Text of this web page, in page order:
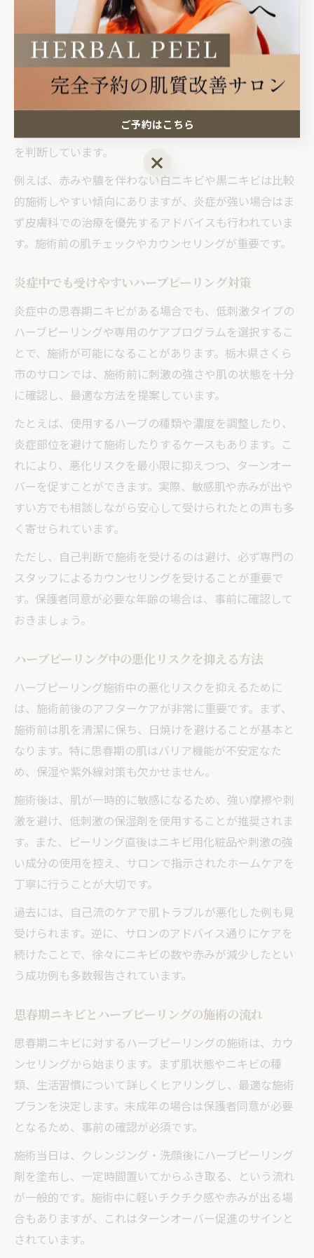
は、施術を控えるか、状態を見ながら部分的に対応する
ことが推奨されます。
なぜなら、ハーブピーリングは天然成分を使って肌のタ
ーンオーバーを促す一方、強い炎症がある部位では刺激
を感じやすく、悪化のリスクがあるためです。サロンで
はカウンセリング時に肌状態を丁寧に確認し、施術可否
を判断しています。
例えば、赤みや膿を伴わない白ニキビや黒ニキビは比較
的施術しやすい傾向にありますが、炎症が強い場合はま
ず皮膚科での治療を優先するアドバイスも行われていま
す。施術前の肌チェックやカウンセリングが重要です。
炎症中でも受けやすいハーブピーリング対策
炎症中の思春期ニキビがある場合でも、低刺激タイプの
ハーブピーリングや専用のケアプログラムを選択するこ
とで、施術が可能になることがあります。栃木県さくら
市のサロンでは、施術前に刺激の強さや肌の状態を十分
に確認し、最適な方法を提案しています。
たとえば、使用するハーブの種類や濃度を調整したり、
炎症部位を避けて施術したりするケースもあります。こ
れにより、悪化リスクを最小限に抑えつつ、ターンオー
バーを促すことができます。実際、敏感肌や赤みが出や
すい方でも相談しながら安心して受けられたとの声も多
く寄せられています。
ただし、自己判断で施術を受けるのは避け、必ず専門の
スタッフによるカウンセリングを受けることが重要で
す。保護者同意が必要な年齢の場合は、事前に確認して
おきましょう。
ハーブピーリング中の悪化リスクを抑える方法
ハーブピーリング施術中の悪化リスクを抑えるために
は、施術前後のアフターケアが非常に重要です。まず、
施術前は肌を清潔に保ち、日焼けを避けることが基本と
なります。特に思春期の肌はバリア機能が不安定なた
め、保湿や紫外線対策も欠かせません。
施術後は、肌が一時的に敏感になるため、強い摩擦や刺
激を避け、低刺激の保湿剤を使用することが推奨されま
す。また、ピーリング直後はニキビ用化粧品や刺激の強
い成分の使用を控え、サロンで指示されたホームケアを
丁寧に行うことが大切です。
過去には、自己流のケアで肌トラブルが悪化した例も見
受けられます。逆に、サロンのアドバイス通りにケアを
続けたことで、徐々にニキビの数や赤みが減少したとい
う成功例も多数報告されています。
思春期ニキビとハーブピーリングの施術の流れ
思春期ニキビに対するハーブピーリングの施術は、カウ
ンセリングから始まります。まず肌状態やニキビの種
類、生活習慣について詳しくヒアリングし、最適な施術
プランを決定します。未成年の場合は保護者同意が必要
となるため、事前の確認が必須です。
施術当日は、クレンジング・洗顔後にハーブピーリング
剤を塗布し、一定時間置いてからふき取る、という流れ
が一般的です。施術中に軽いチクチク感や赤みが出る場
合もありますが、これはターンオーバー促進のサインと
されています。
ご予約はこちら
ご予約はこちら